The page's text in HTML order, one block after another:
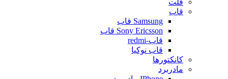
فلت
قاب
Samsung قاب
Sony Ericsson قاب
قاب-redmi
قاب نوکیا
کانکتورها
مادربرد